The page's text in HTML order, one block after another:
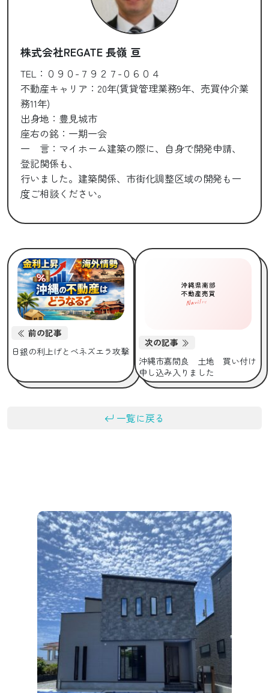
株式会社REGATE 長嶺 亘
TEL：０９０-７９２７-０６０４
不動産キャリア：20年(賃貸管理業務9年、売買仲介業
務11年)
出身地：豊見城市
座右の銘：一期一会
一 言：マイホーム建築の際に、自身で開発申請、
登記関係も、
行いました。建築関係、市街化調整区域の開発も一
度ご相談ください。
前の記事
日銀の利上げとベネズエラ攻撃
次の記事
沖縄市嘉間良 土地 買い付け
申し込み入りました
一覧に戻る